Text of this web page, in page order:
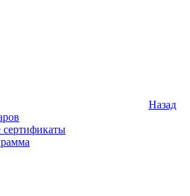
Назад